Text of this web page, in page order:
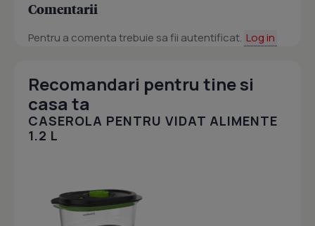
Comentarii
Pentru a comenta trebuie sa fii autentificat. Log in
Recomandari pentru tine si
casa ta
CASEROLA PENTRU VIDAT ALIMENTE
1.2 L